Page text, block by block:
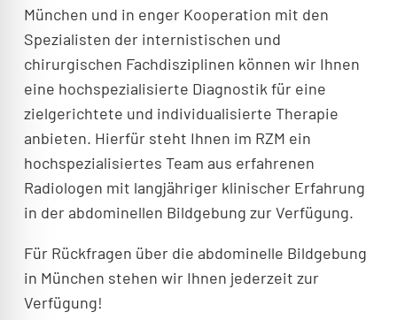
München und in enger Kooperation mit den
Spezialisten der internistischen und
chirurgischen Fachdisziplinen können wir Ihnen
eine hochspezialisierte Diagnostik für eine
zielgerichtete und individualisierte Therapie
anbieten. Hierfür steht Ihnen im RZM ein
hochspezialisiertes Team aus erfahrenen
Radiologen mit langjähriger klinischer Erfahrung
in der abdominellen Bildgebung zur Verfügung.
Für Rückfragen über die abdominelle Bildgebung
in München stehen wir Ihnen jederzeit zur
Verfügung!